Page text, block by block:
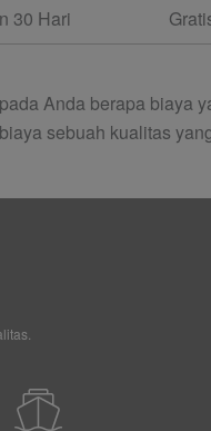
30 Hari
Anda berapa biaya
sebuah kualitas